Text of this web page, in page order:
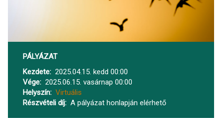
PÁLYÁZAT
Kezdete
2025.04.15. kedd 00:00
Vége
2025.06.15. vasárnap 00:00
Helyszín
Virtuális
Részvételi díj
A pályázat honlapján elérhető